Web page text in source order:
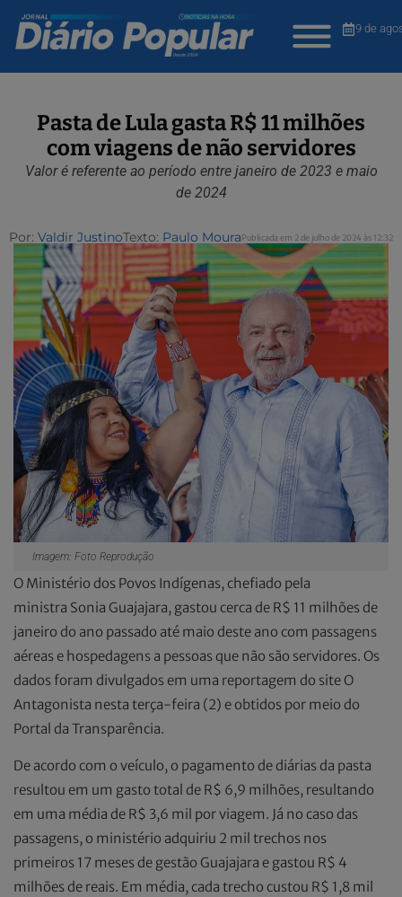
9 de
Pasta de Lula gasta R$ 11 milhões
com viagens de não servidores
Valor é referente ao período entre janeiro de 2023 e maio
de 2024
Por: Valdir JustinoTexto: Paulo MouraPublicada em 2 de julho de 2024 às 12:32
Imagem: Foto Reprodução
O Ministério dos Povos Indígenas, chefiado pela
ministra Sonia Guajajara, gastou cerca de R$ 11 milhões de
janeiro do ano passado até maio deste ano com passagens
aéreas e hospedagens a pessoas que não são servidores. Os
dados foram divulgados em uma reportagem do site O
Antagonista nesta terça-feira (2) e obtidos por meio do
Portal da Transparência.
De acordo com o veículo, o pagamento de diárias da pasta
resultou em um gasto total de R$ 6,9 milhões, resultando
em uma média de R$ 3,6 mil por viagem. Já no caso das
passagens, o ministério adquiriu 2 mil trechos nos
primeiros 17 meses de gestão Guajajara e gastou R$ 4
milhões de reais. Em média, cada trecho custou R$ 1,8 mil